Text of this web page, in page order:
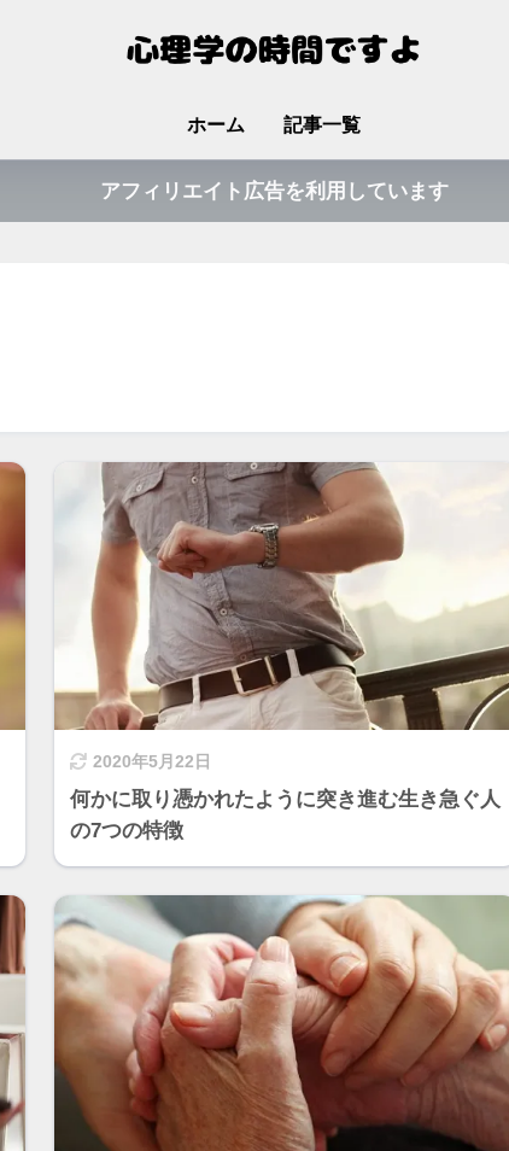
ホーム 記事一覧
アフィリエイト広告を利用しています
2020年5月22日
何かに取り憑かれたように突き進む生き急ぐ人
の7つの特徴